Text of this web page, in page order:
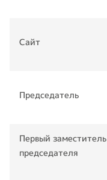
Сайт
Председатель
Первый заместитель
председателя